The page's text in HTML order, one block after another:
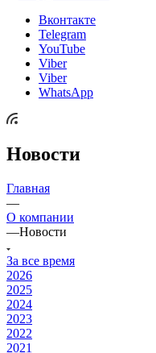
Вконтакте
Telegram
YouTube
Viber
Viber
WhatsApp
Новости
Главная
—
О компании
—Новости
За все время
2026
2025
2024
2023
2022
2021